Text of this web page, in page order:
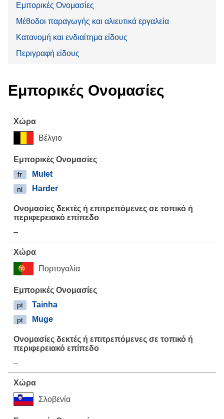
Εμπορικές Ονομασίες
Μέθοδοι παραγωγής και αλιευτικά εργαλεία
Κατανομή και ενδιαίτημα είδους
Περιγραφή είδους
Εμπορικές Ονομασίες
Βέλγιο
fr Mulet
nl Harder
–
Πορτογαλία
pt Tainha
pt Muge
–
Σλοβενία